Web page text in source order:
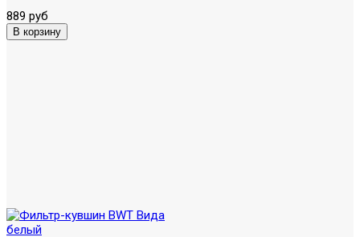
889 руб